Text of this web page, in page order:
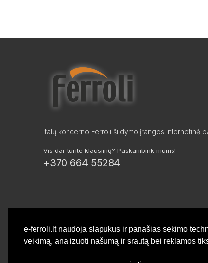
e-ferroli.lt naudoja slapukus ir panašias sekimo
veikimą, analizuoti našumą ir srautą bei reklamos
Italų koncerno Ferroli šildymo įrangos internetinė
Vis dar turite klausimų? Paskambink mums!
+370 664 55284